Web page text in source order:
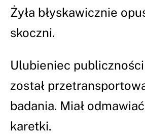
Żyła błyskawicznie
skoczni.
Ulubieniec
został
badania. Miał
karetki.